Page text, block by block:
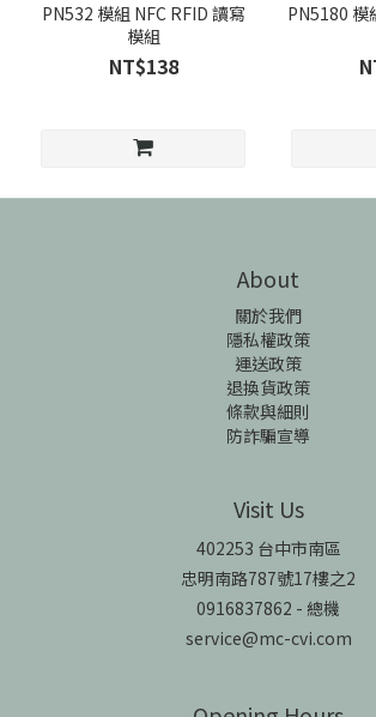
PN532 模組 NFC RFID 讀寫
模組
NT$138
PN5180 模
About
關於我們
隱私權政策
運送政策
退換貨政策
條款與細則
防詐騙宣導
Visit Us
402253 台中市南區
忠明南路787號17樓之2
0916837862 - 總機
service@mc-cvi.com